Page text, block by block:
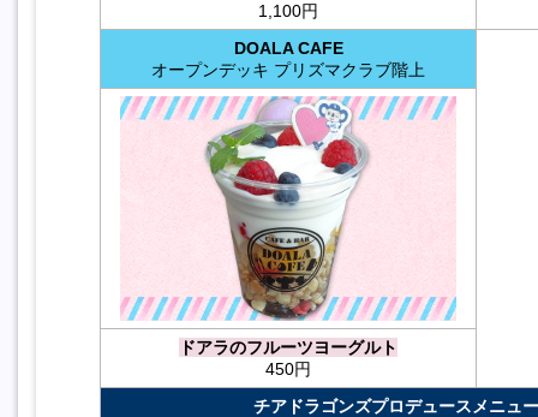
1,100円
DOALA CAFE
オープンデッキ プリズマクラブ階上
ドアラのフルーツヨーグルト
450円
チアドラゴンズプロデュースメニュ